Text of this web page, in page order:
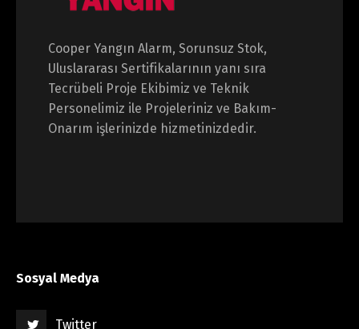
Cooper Yangın Alarm, Sorunsuz Stok,
Uluslararası Sertifikalarının yanı sıra
Tecrübeli Proje Ekibimiz ve Teknik
Personelimiz ile Projeleriniz ve Bakım-
Onarım işlerinizde hizmetinizdedir.
Sosyal Medya
Twitter